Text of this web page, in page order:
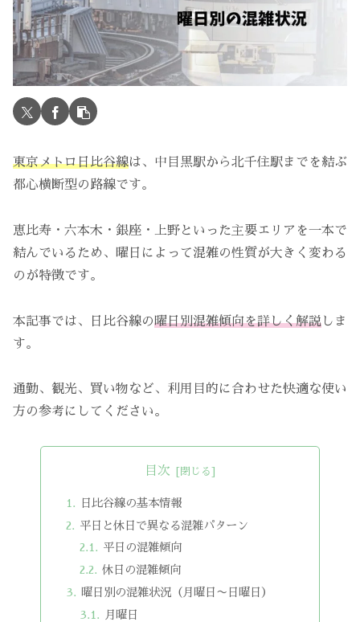
東京メトロ日比谷線は、中目黒駅から北千住駅までを結ぶ
都心横断型の路線です。
恵比寿・六本木・銀座・上野といった主要エリアを一本で
結んでいるため、曜日によって混雑の性質が大きく変わる
のが特徴です。
本記事では、日比谷線の曜日別混雑傾向を詳しく解説しま
す。
通勤、観光、買い物など、利用目的に合わせた快適な使い
方の参考にしてください。
目次
日比谷線の基本情報
平日と休日で異なる混雑パターン
平日の混雑傾向
休日の混雑傾向
曜日別の混雑状況（月曜日〜日曜日）
月曜日